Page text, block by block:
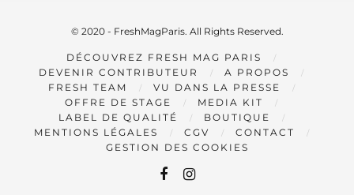
© 2020 - FreshMagParis. All Rights Reserved.
DÉCOUVREZ FRESH MAG PARIS
DEVENIR CONTRIBUTEUR
A PROPOS
FRESH TEAM
VU DANS LA PRESSE
OFFRE DE STAGE
MEDIA KIT
LABEL DE QUALITÉ
BOUTIQUE
MENTIONS LÉGALES
CGV
CONTACT
GESTION DES COOKIES